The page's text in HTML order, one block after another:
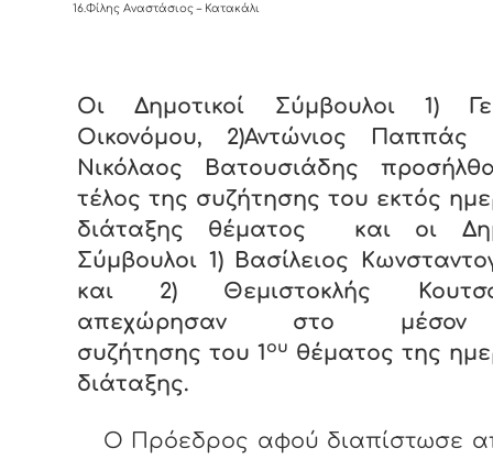
16.Φίλης Αναστάσιος – Κατακάλι
Οι Δημοτικοί Σύμβουλοι 1)
Οικονόμου, 2)Αντώνιος Παππάς
Νικόλαος Βατουσιάδης
τέλος της συζήτησης του εκτός
διάταξης θέματος και οι
Σύμβουλοι 1) Βασίλειος
και 2) Θεμιστοκλής
απεχώρησαν στο
συζήτησης του 1ου θέματος της
διάταξης.
Ο Πρόεδρος αφού διαπίστωσε